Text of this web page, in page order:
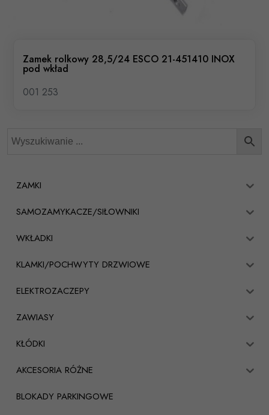
Zamek rolkowy 28,5/24 ESCO 21-451410 INOX
pod wkład
001 253
ZAMKI
SAMOZAMYKACZE/SIŁOWNIKI
WKŁADKI
KLAMKI/POCHWYTY DRZWIOWE
ELEKTROZACZEPY
ZAWIASY
KŁÓDKI
AKCESORIA RÓŻNE
BLOKADY PARKINGOWE